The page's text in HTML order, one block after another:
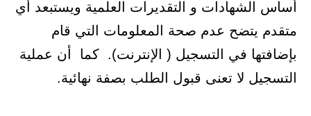
أساس الشهادات و التقديرات العلمية ويستبعد أي
متقدم يتضح عدم صحة المعلومات التي قام
بإضافتها في التسجيل ( الإنترنت). كما أن عملية
التسجيل لا تعنى قبول الطلب بصفة نهائية.